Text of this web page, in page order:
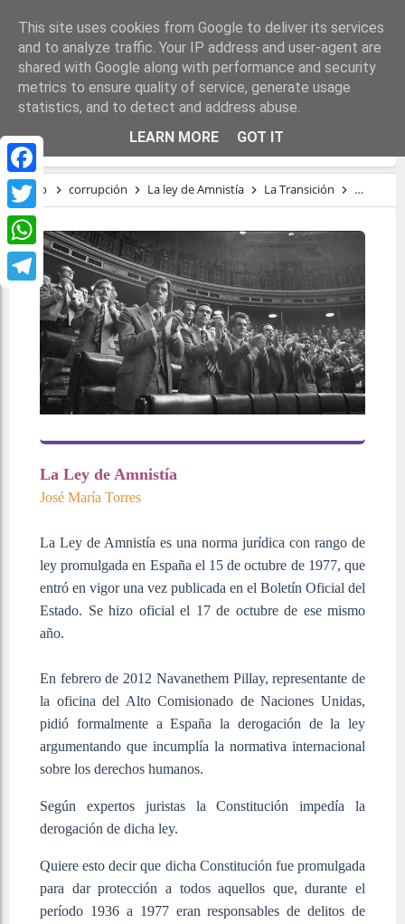
Facebook
Twitter
WhatsApp
Telegram
LA LEY DE AMNISTÍA
Inicio corrupción La ley de Amnistía La Transición presos
La Ley de Amnistía
José María Torres
La Ley de Amnistía es una norma jurídica con rango de
ley promulgada en España el 15 de octubre de 1977, que
entró en vigor una vez publicada en el Boletín Oficial del
Estado. Se hizo oficial el 17 de octubre de ese mismo
año.
En febrero de 2012 Navanethem Pillay, representante de
la oficina del Alto Comisionado de Naciones Unidas,
pidió formalmente a España la derogación de la ley
argumentando que incumplía la normativa internacional
sobre los derechos humanos.
Según expertos juristas la Constitución impedía la
derogación de dicha ley.
Quiere esto decir que dicha Constitución fue promulgada
para dar protección a todos aquellos que, durante el
período 1936 a 1977 eran responsables de delitos de
This site uses cookies from Google to deliver its services
and to analyze traffic. Your IP address and user-agent are
shared with Google along with performance and security
metrics to ensure quality of service, generate usage
statistics, and to detect and address abuse.
LEARN MORE
GOT IT